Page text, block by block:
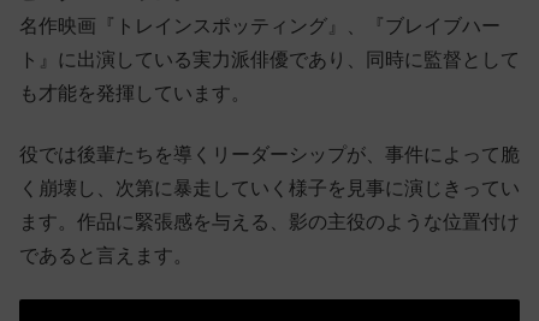
名作映画『トレインスポッティング』、『ブレイブハー
ト』に出演している実力派俳優であり、同時に監督として
も才能を発揮しています。
役では後輩たちを導くリーダーシップが、事件によって脆
く崩壊し、次第に暴走していく様子を見事に演じきってい
ます。作品に緊張感を与える、影の主役のような位置付け
であると言えます。